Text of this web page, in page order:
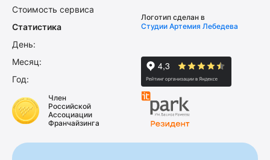
Стоимость сервиса
Статистика
День:
Месяц:
Год:
Логотип сделан в
Студии Артемия Лебедева
Член
Российской
Ассоциации
Франчайзинга